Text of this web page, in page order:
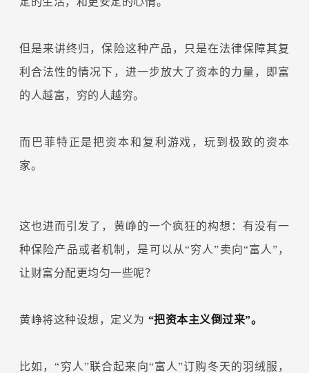
但是来讲终归，保险这种产品，只是在法律保障其复
利合法性的情况下，进一步放大了资本的力量，即富
的人越富，穷的人越穷。
而巴菲特正是把资本和复利游戏，玩到极致的资本
家。
这也进而引发了，黄峥的一个疯狂的构想：有没有一
种保险产品或者机制，是可以从“穷人”卖向“富人”，
让财富分配更均匀一些呢？
黄峥将这种设想，定义为 “把资本主义倒过来”。
比如，“穷人”联合起来向“富人”订购冬天的羽绒服，